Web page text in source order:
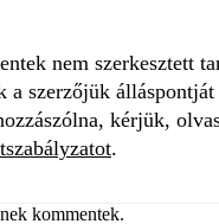
nem szerkesztett
a szerzőjük
kérjük,
.
kommentek.